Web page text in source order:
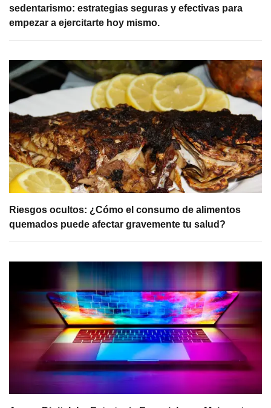
sedentarismo: estrategias seguras y efectivas para
empezar a ejercitarte hoy mismo.
Riesgos ocultos: ¿Cómo el consumo de alimentos
quemados puede afectar gravemente tu salud?